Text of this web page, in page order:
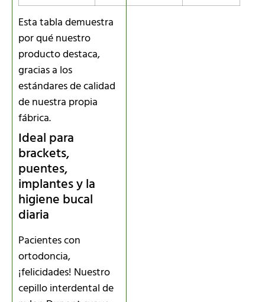
Esta tabla demuestra
por qué nuestro
producto destaca,
gracias a los
estándares de calidad
de nuestra propia
fábrica.
Ideal para
brackets,
puentes,
implantes y la
higiene bucal
diaria
Pacientes con
ortodoncia,
¡felicidades! Nuestro
cepillo interdental de